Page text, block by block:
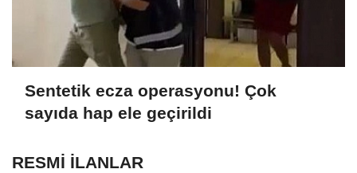
Sentetik ecza operasyonu! Çok
sayıda hap ele geçirildi
RESMİ İLANLAR